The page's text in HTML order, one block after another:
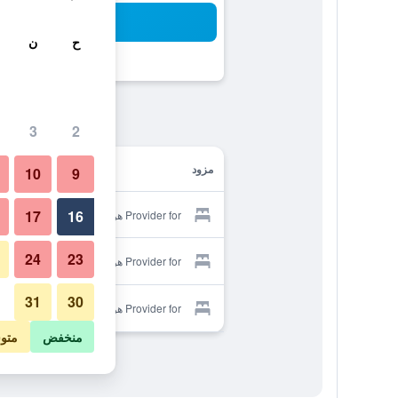
مزود
Provider for هوتل باجيرا بارك
Provider for هوتل باجيرا بارك
Provider for هوتل باجيرا بارك
ح ن
2
3
9
10
16
17
23
24
30
31
منخفض